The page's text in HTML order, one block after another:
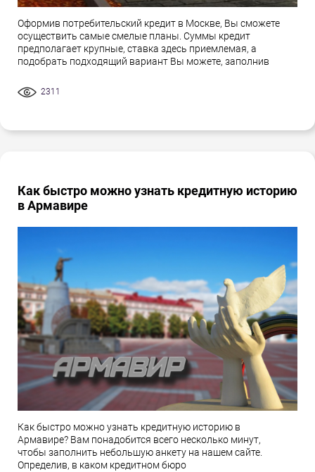
Оформив потребительский кредит в Москве, Вы сможете
осуществить самые смелые планы. Суммы кредит
предполагает крупные, ставка здесь приемлемая, а
подобрать подходящий вариант Вы можете, заполнив
2311
Как быстро можно узнать кредитную историю
в Армавире
Как быстро можно узнать кредитную историю в
Армавире? Вам понадобится всего несколько минут,
чтобы заполнить небольшую анкету на нашем сайте.
Определив, в каком кредитном бюро